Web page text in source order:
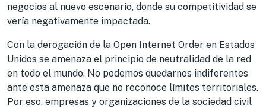
negocios al nuevo escenario, donde su competitividad se
vería negativamente impactada.
Con la derogación de la Open Internet Order en Estados
Unidos se amenaza el principio de neutralidad de la red
en todo el mundo. No podemos quedarnos indiferentes
ante esta amenaza que no reconoce límites territoriales.
Por eso, empresas y organizaciones de la sociedad civil